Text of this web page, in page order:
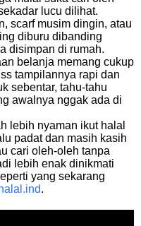
lucu dilihat.
scarf musim dingin, atau
diburu dibanding
disimpan di rumah.
belanja memang cukup
tampilannya rapi dan
sebentar, tahu-tahu
awalnya nggak ada di
lebih nyaman ikut halal
padat dan masih kasih
cari oleh-oleh tanpa
lebih enak dinikmati
yang sekarang
.